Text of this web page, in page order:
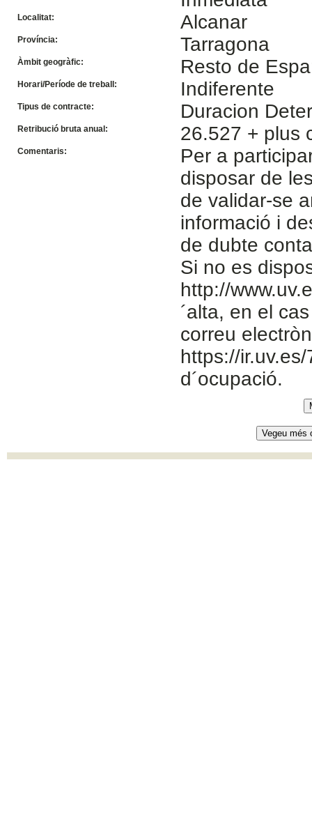
Localitat: Alcanar
Província: Tarragona
Àmbit geogràfic: Resto de
Horari/Període de treball: Indiferente
Tipus de contracte: Duracion
Retribució bruta anual: 26.527 + plus
Comentaris:
Per a
disposar de
de validar-se
informació i
de dubte
Si no es
http://
´alta, en el
correu
https://
d´ocupació.